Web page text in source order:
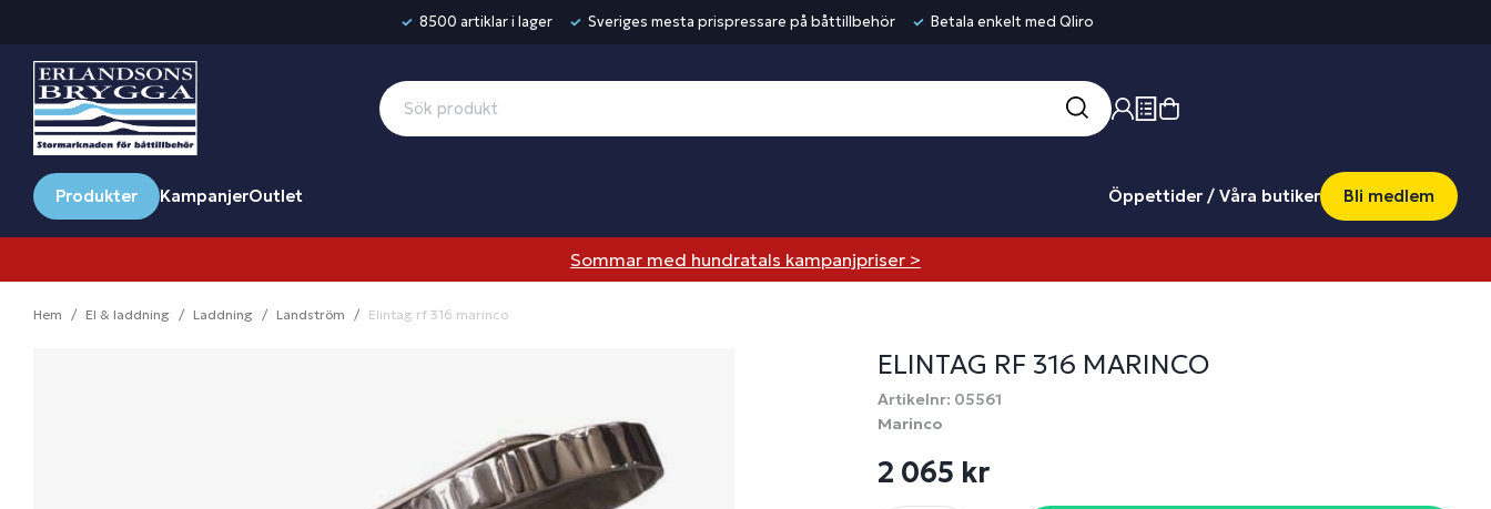
8500 artiklar i lager Sveriges mesta prispressare på båttillbehör Betala enkelt med Qliro
Produkter KampanjerOutlet Öppettider / Våra butiker Bli medlem
Sommar med hundratals kampanjpriser >
Hem El & laddning Laddning Landström Elintag rf 316 marinco
ELINTAG RF 316 MARINCO
Artikelnr: 05561
Marinco
2 065 kr